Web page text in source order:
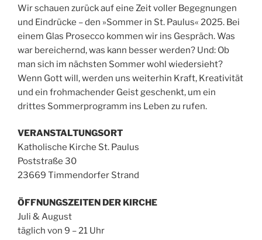
Wir schauen zurück auf eine Zeit voller Begegnungen
und Eindrücke – den »Sommer in St. Paulus« 2025. Bei
einem Glas Prosecco kommen wir ins Gespräch. Was
war bereichernd, was kann besser werden? Und: Ob
man sich im nächsten Sommer wohl wiedersieht?
Wenn Gott will, werden uns weiterhin Kraft, Kreativität
und ein frohmachender Geist geschenkt, um ein
drittes Sommerprogramm ins Leben zu rufen.
VERANSTALTUNGSORT
Katholische Kirche St. Paulus
Poststraße 30
23669 Timmendorfer Strand
ÖFFNUNGSZEITEN DER KIRCHE
Juli & August
täglich von 9 – 21 Uhr